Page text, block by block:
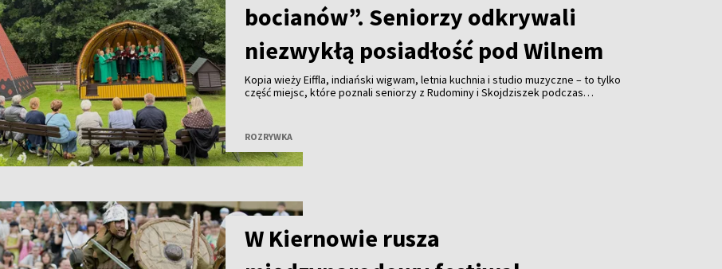
bocianów”. Seniorzy odkrywali
niezwykłą posiadłość pod Wilnem
Kopia wieży Eiffla, indiański wigwam, letnia kuchnia i studio muzyczne – to tylko
część miejsc, które poznali seniorzy z Rudominy i Skojdziszek podczas
ROZRYWKA
W Kiernowie rusza